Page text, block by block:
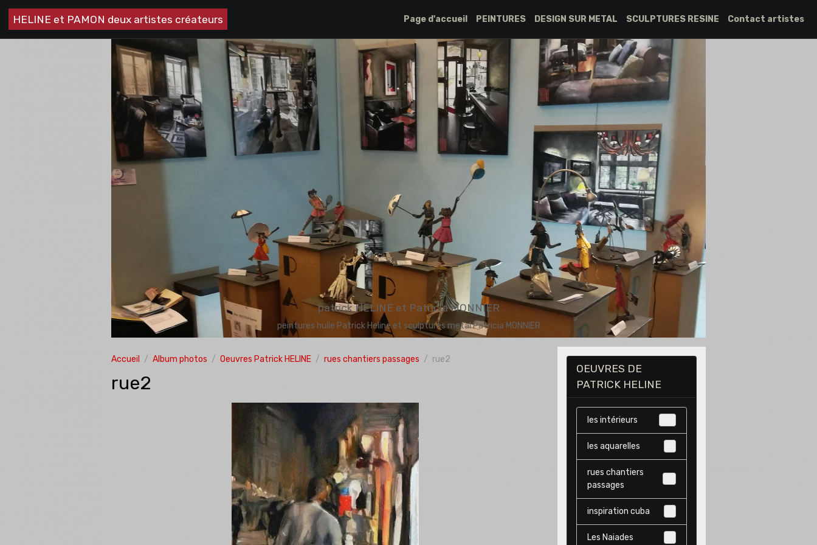
HELINE et PAMON deux artistes créateurs Page d'accueil PEINTURES DESIGN SUR METAL SCULPTURES RESINE Contact artistes
patrick HELINE et Patricia MONNIER
peintures huile Patrick Heline et sculptures metal Patricia MONNIER
Accueil Album photos Oeuvres Patrick HELINE rues chantiers passages rue2
rue2
OEUVRES DE
PATRICK HELINE
les intérieurs
les aquarelles
rues chantiers
passages
inspiration cuba
Les Naiades